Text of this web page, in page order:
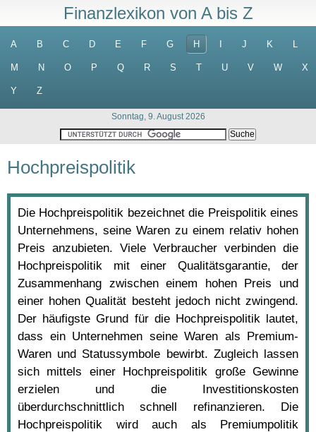
Finanzlexikon von A bis Z
A B C D E F G H J K L
M N O P Q R S T U V W X
Y Z
Sonntag, 9. August 2026
Hochpreispolitik
Die Hochpreispolitik bezeichnet die Preispolitik eines
Unternehmens, seine Waren zu einem relativ hohen
Preis anzubieten. Viele Verbraucher verbinden die
Hochpreispolitik mit einer Qualitätsgarantie, der
Zusammenhang zwischen einem hohen Preis und
einer hohen Qualität besteht jedoch nicht zwingend.
Der häufigste Grund für die Hochpreispolitik lautet,
dass ein Unternehmen seine Waren als Premium-
Waren und Statussymbole bewirbt. Zugleich lassen
sich mittels einer Hochpreispolitik große Gewinne
erzielen und die Investitionskosten
überdurchschnittlich schnell refinanzieren. Die
Hochpreispolitik wird auch als Premiumpolitik